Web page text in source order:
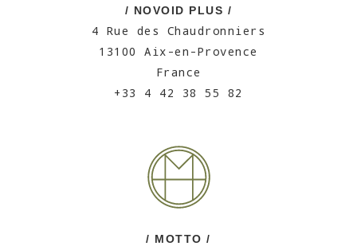
/ NOVOID PLUS /
4 Rue des Chaudronniers
13100 Aix-en-Provence
France
+33 4 42 38 55 82
/ MOTTO /